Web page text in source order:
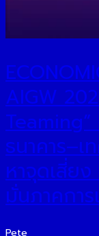
AIGW
ธนาคาร–เ
หาจุดเสี่ย
มั่นภาคการ
Pete